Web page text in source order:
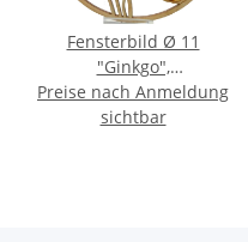
Fensterbild Ø 11
"Ginkgo",
Bernstein/Birke
Preise nach Anmeldung
sichtbar